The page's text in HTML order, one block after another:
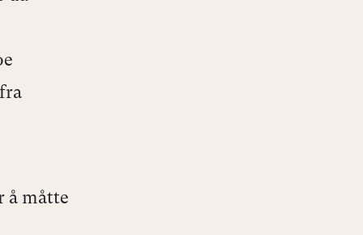
å måtte